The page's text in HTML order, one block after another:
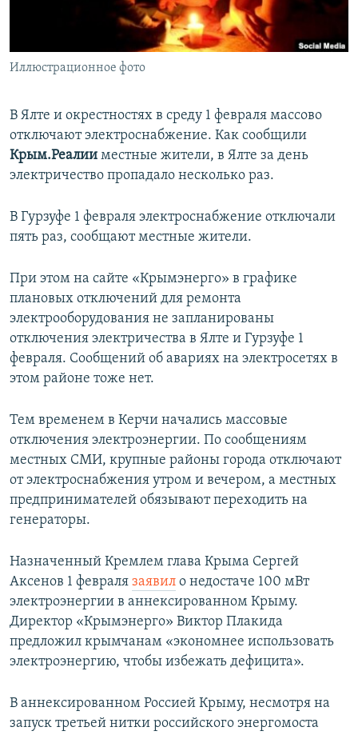
ПОБЕДИТЕЛЕЙ НЕ СУДЯТ?
ELIFBE
ПРИСОЕДИНЯЙТЕСЬ!
Все сайты RFE/RL
Иллюстрационное фото
В Ялте и окрестностях в среду 1 февраля массово
отключают электроснабжение. Как сообщили
Крым.Реалии местные жители, в Ялте за день
электричество пропадало несколько раз.
В Гурзуфе 1 февраля электроснабжение отключали
пять раз, сообщают местные жители.
При этом на сайте «Крымэнерго» в графике
плановых отключений для ремонта
электрооборудования не запланированы
отключения электричества в Ялте и Гурзуфе 1
февраля. Сообщений об авариях на электросетях в
этом районе тоже нет.
Тем временем в Керчи начались массовые
отключения электроэнергии. По сообщениям
местных СМИ, крупные районы города отключают
от электроснабжения утром и вечером, а местных
предпринимателей обязывают переходить на
генераторы.
Назначенный Кремлем глава Крыма Сергей
Аксенов 1 февраля заявил о недостаче 100 мВт
электроэнергии в аннексированном Крыму.
Директор «Крымэнерго» Виктор Плакида
предложил крымчанам «экономнее использовать
электроэнергию, чтобы избежать дефицита».
В аннексированном Россией Крыму, несмотря на
запуск третьей нитки российского энергомоста